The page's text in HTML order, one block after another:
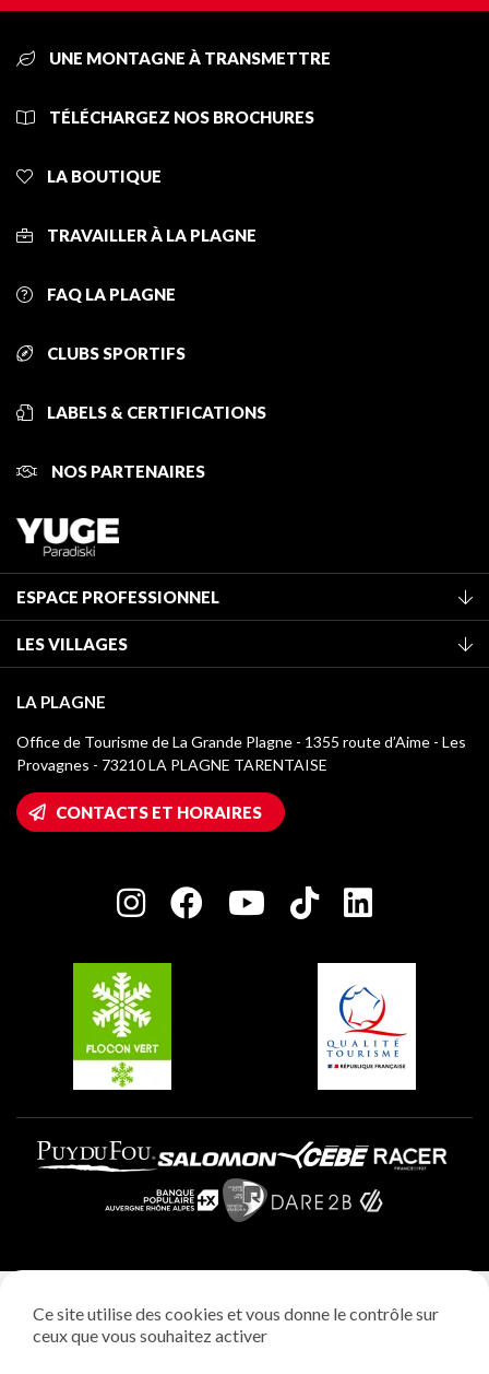
UNE MONTAGNE À TRANSMETTRE
TÉLÉCHARGEZ NOS BROCHURES
LA BOUTIQUE
TRAVAILLER À LA PLAGNE
FAQ LA PLAGNE
CLUBS SPORTIFS
LABELS & CERTIFICATIONS
NOS PARTENAIRES
ESPACE PROFESSIONNEL
Classement des meublés
Taxe de séjour
Médiathèque
Logos La Plagne
Accès Wifi
Maison des Propriétaires
Charte des Acteurs Engagés
LES VILLAGES
Champagny-en-Vanoise
Montchavin - Les Coches
Plagne 1800
Plagne Villages
Plagne Aime 2000
LA PLAGNE
Office de Tourisme de La Grande Plagne - 1355 route d’Aime - Les
Provagnes - 73210 LA PLAGNE TARENTAISE
CONTACTS ET HORAIRES
Ce site utilise des cookies et vous donne le contrôle sur
ceux que vous souhaitez activer